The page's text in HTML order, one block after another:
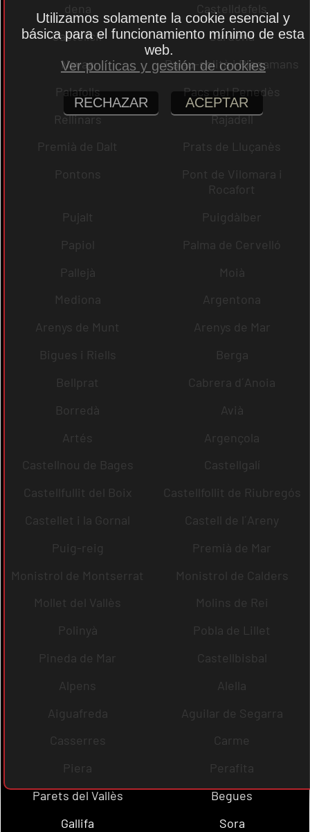
dena
Castelldefels
Castellcir
Cardona
Navas
Palau-solità i Plegamans
Palafolls
Pacs del Penedès
Rellinars
Rajadell
Premià de Dalt
Prats de Lluçanès
Pontons
Pont de Vilomara i
Rocafort
Pujalt
Puigdàlber
Papiol
Palma de Cervelló
Pallejà
Moià
Mediona
Argentona
Arenys de Munt
Arenys de Mar
Bigues i Riells
Berga
Bellprat
Cabrera d´Anoia
Borredà
Avià
Artés
Argençola
Castellnou de Bages
Castellgalí
Castellfullit del Boix
Castellfollit de Riubregós
Castellet i la Gornal
Castell de l´Areny
Puig-reig
Premià de Mar
Monistrol de Montserrat
Monistrol de Calders
Mollet del Vallès
Molins de Rei
Polinyà
Pobla de Lillet
Pineda de Mar
Castellbisbal
Alpens
Alella
Aiguafreda
Aguilar de Segarra
Casserres
Carme
Piera
Perafita
Parets del Vallès
Begues
Gallifa
Sora
Utilizamos solamente la cookie esencial y
básica para el funcionamiento mínimo de esta
web.
Ver políticas y gestión de cookies
RECHAZAR ACEPTAR